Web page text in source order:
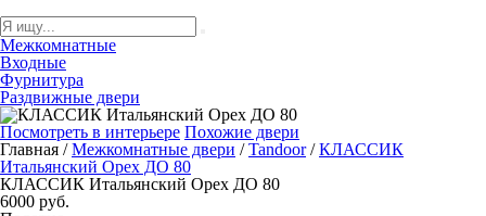
Межкомнатные
Входные
Фурнитура
Раздвижные двери
Посмотреть в интерьере Похожие двери
Главная /Межкомнатные двери /Tandoor/КЛАССИК
Итальянский Орех ДО 80
КЛАССИК Итальянский Орех ДО 80
6000 руб.